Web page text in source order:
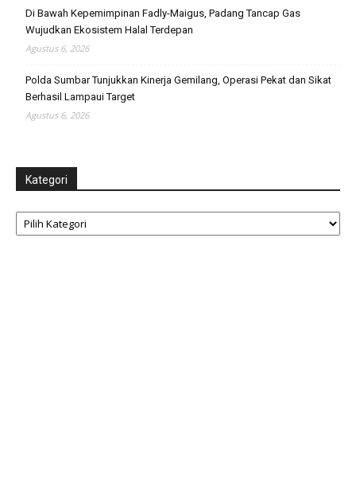
Di Bawah Kepemimpinan Fadly-Maigus, Padang Tancap Gas
Wujudkan Ekosistem Halal Terdepan
Agustus 6, 2026
Polda Sumbar Tunjukkan Kinerja Gemilang, Operasi Pekat dan Sikat
Berhasil Lampaui Target
Agustus 6, 2026
Kategori
Kategori